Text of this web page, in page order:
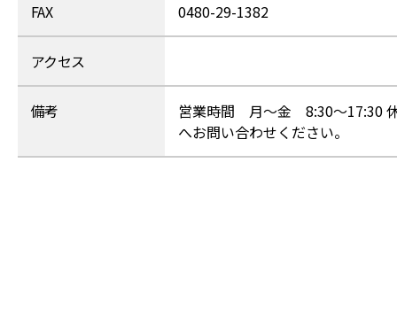
FAX 0480-29-1382
アクセス
備考
営業時間 月～金 8:30～
へお問い合わせください。